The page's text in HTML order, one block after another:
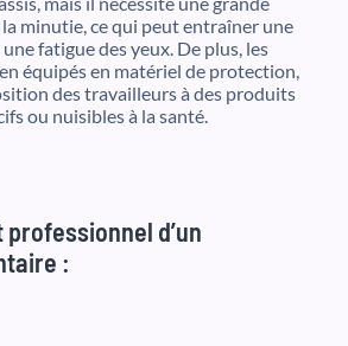
minutie, ce qui peut entraîner une
fatigue des yeux. De plus, les
équipés en matériel de protection,
des travailleurs à des produits
ou nuisibles à la santé.
d’un
: